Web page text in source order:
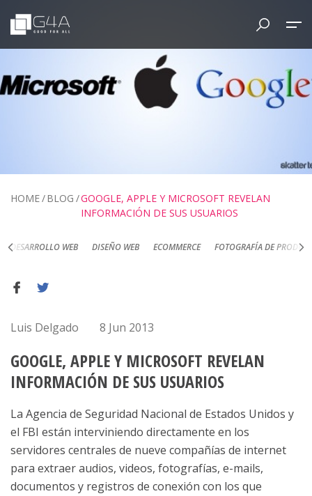
HOME BLOG GOOGLE, APPLE Y MICROSOFT REVELAN
INFORMACIÓN DE SUS USUARIOS
DESARROLLO WEB DISEÑO WEB ECOMMERCE FOTOGRAFÍA DE
Luis Delgado 8 Jun 2013
GOOGLE, APPLE Y MICROSOFT REVELAN
INFORMACIÓN DE SUS USUARIOS
La Agencia de Seguridad Nacional de Estados Unidos y
el FBI están interviniendo directamente en los
servidores centrales de nueve compañías de internet
para extraer audios, videos, fotografías, e-mails,
documentos y registros de conexión con los que